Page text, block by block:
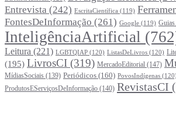
Entrevista (242) EscritaCientífica (119)
FontesDeInformação (261) Google (119) Guias
InteligênciaArtificial
Leitura (221) LGBTQIAP (120) ListasDeLivros (120)
(195) LivrosCI (319) MercadoEditorial (147)
MídiasSociais (139) Periódicos (160) PovosIndígenas
ProdutosEServiçosDeInformação (140) RevistasCI